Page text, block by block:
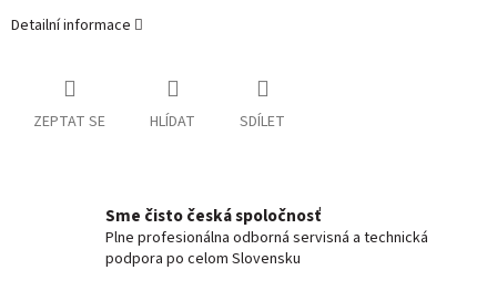
Detailní informace
ZEPTAT SE HLÍDAT SDÍLET
Sme čisto česká spoločnosť
Plne profesionálna odborná servisná a technická
podpora po celom Slovensku